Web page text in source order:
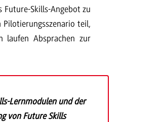
Skills-Angebot zu
teil,
laufen Absprachen zur
Lernmodulen und der
von Future Skills